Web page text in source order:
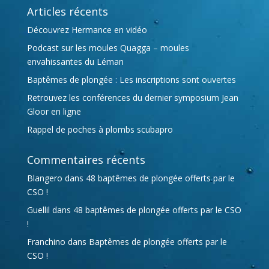
n
a
i
v
e
:
Articles récents
Découvrez Hermance en vidéo
Podcast sur les moules Quagga – moules
envahissantes du Léman
Baptêmes de plongée : Les inscriptions sont ouvertes
Retrouvez les conférences du dernier symposium Jean
Gloor en ligne
Rappel de poches à plombs scubapro
Commentaires récents
Blangero dans 48 baptêmes de plongée offerts par le
CSO !
Guellil dans 48 baptêmes de plongée offerts par le CSO
!
Franchino dans Baptêmes de plongée offerts par le
CSO !